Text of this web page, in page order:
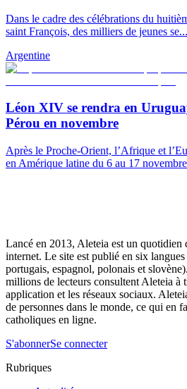
Dans le cadre des célébrations du
saint François, des milliers de jeunes se...
Argentine
Léon XIV se rendra en
Pérou en novembre
Après le Proche-Orient, l’Afrique et
en Amérique latine du 6 au 17
Lancé en 2013, Aleteia est un
internet. Le site est publié en six
portugais, espagnol, polonais et
millions de lecteurs consultent Aleteia à
application et les réseaux sociaux.
de personnes dans le monde, ce qui en
catholiques en ligne.
S'abonnerSe connecter
Rubriques